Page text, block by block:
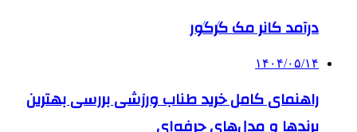
درآمد کانر مک گرگور
۱۴۰۴/۰۵/۱۴
راهنمای کامل خرید طناب ورزشی بررسی بهترین
برندها و مدل‌های حرفه‌ای